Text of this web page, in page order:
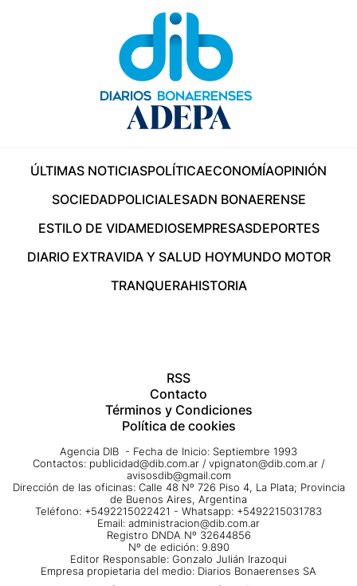
ÚLTIMAS NOTICIASPOLÍTICAECONOMÍAOPINIÓN
SOCIEDADPOLICIALESADN BONAERENSE
ESTILO DE VIDAMEDIOSEMPRESASDEPORTES
DIARIO EXTRAVIDA Y SALUD HOYMUNDO MOTOR
TRANQUERAHISTORIA
RSS
Contacto
Términos y Condiciones
Política de cookies
Agencia DIB - Fecha de Inicio: Septiembre 1993
Contactos: publicidad@dib.com.ar / vpignaton@dib.com.ar /
avisosdib@gmail.com
Dirección de las oficinas: Calle 48 Nº 726 Piso 4, La Plata; Provincia
de Buenos Aires, Argentina
Teléfono: +5492215022421 - Whatsapp: +5492215031783
Email: administracion@dib.com.ar
Registro DNDA Nº 32644856
Nº de edición: 9.890
Editor Responsable: Gonzalo Julián Irazoqui
Empresa propietaria del medio: Diarios Bonaerenses SA